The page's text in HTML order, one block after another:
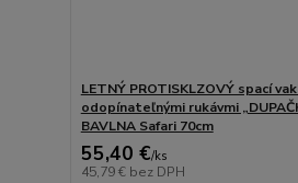
LETNÝ PROTISKLZOVÝ spací
odopínateľnými rukávmi
BAVLNA Safari 70cm
55,40 €/ks
45,79 € bez DPH